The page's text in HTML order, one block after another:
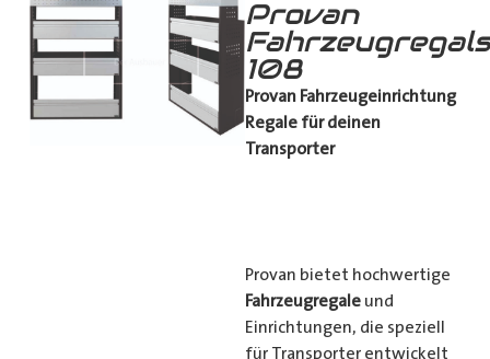
Provan
108
Provan Fahrzeugeinrichtung
Regale für deinen
Transporter
Provan bietet hochwertige
Fahrzeugregale und
Einrichtungen, die speziell
für Transporter entwickelt